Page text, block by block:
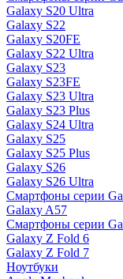
Galaxy S20 Ultra
Galaxy S22
Galaxy S20FE
Galaxy S22 Ultra
Galaxy S23
Galaxy S23FE
Galaxy S23 Ultra
Galaxy S23 Plus
Galaxy S24 Ultra
Galaxy S25
Galaxy S25 Plus
Galaxy S26
Galaxy S26 Ultra
Смартфоны серии
Galaxy A57
Смартфоны серии
Galaxy Z Fold 6
Galaxy Z Fold 7
Ноутбуки